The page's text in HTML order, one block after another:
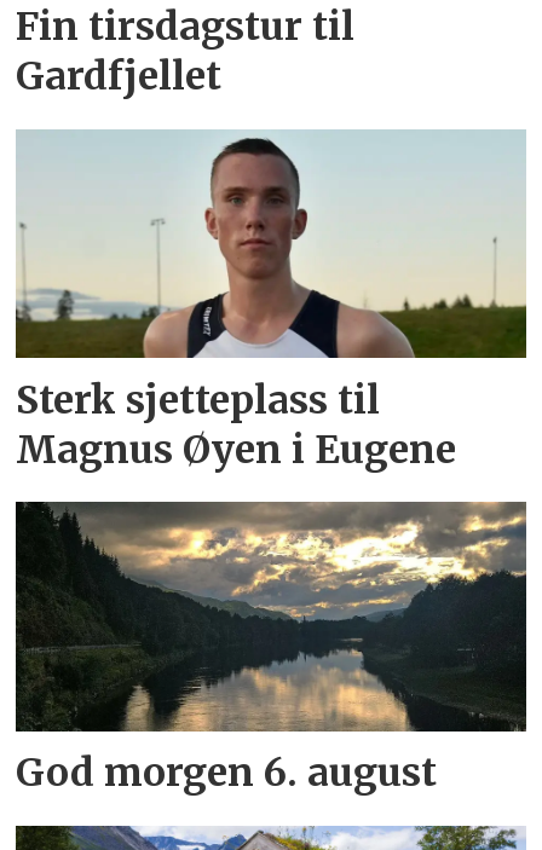
Fin tirsdagstur til
Gardfjellet
Sterk sjetteplass til
Magnus Øyen i Eugene
God morgen 6. august